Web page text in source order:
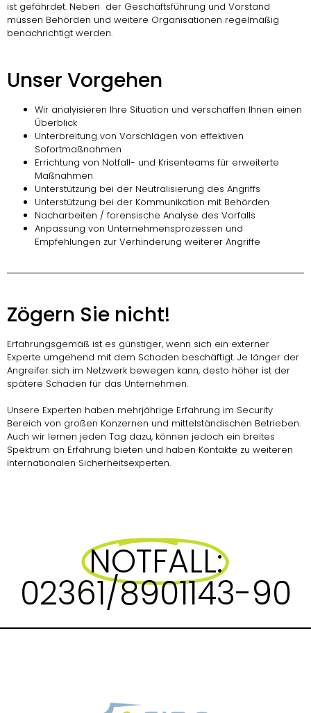
ist gefährdet. Neben der Geschäftsführung und Vorstand
müssen Behörden und weitere Organisationen regelmäßig
benachrichtigt werden.
Unser Vorgehen
Wir analyisieren Ihre Situation und verschaffen Ihnen einen
Überblick
Unterbreitung von Vorschlägen von effektiven
Sofortmaßnahmen
Errichtung von Notfall- und Krisenteams für erweiterte
Maßnahmen
Unterstützung bei der Neutralisierung des Angriffs
Unterstützung bei der Kommunikation mit Behörden
Nacharbeiten / forensische Analyse des Vorfalls
Anpassung von Unternehmensprozessen und
Empfehlungen zur Verhinderung weiterer Angriffe
Zögern Sie nicht!
Erfahrungsgemäß ist es günstiger, wenn sich ein externer
Experte umgehend mit dem Schaden beschäftigt. Je länger der
Angreifer sich im Netzwerk bewegen kann, desto höher ist der
spätere Schaden für das Unternehmen.
Unsere Experten haben mehrjährige Erfahrung im Security
Bereich von großen Konzernen und mittelständischen Betrieben.
Auch wir lernen jeden Tag dazu, können jedoch ein breites
Spektrum an Erfahrung bieten und haben Kontakte zu weiteren
internationalen Sicherheitsexperten.
NOTFALL:
02361/8901143-90